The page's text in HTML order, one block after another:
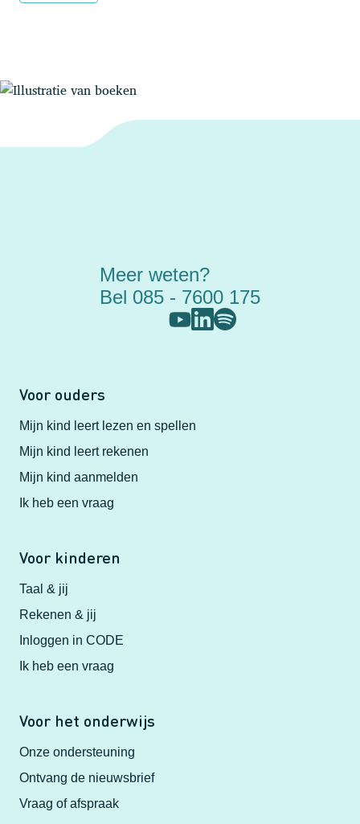
Meer weten?
Bel 085 - 7600 175
Voor ouders
Mijn kind leert lezen en spellen
Mijn kind leert rekenen
Mijn kind aanmelden
Ik heb een vraag
Voor kinderen
Taal & jij
Rekenen & jij
Inloggen in CODE
Ik heb een vraag
Voor het onderwijs
Onze ondersteuning
Ontvang de nieuwsbrief
Vraag of afspraak